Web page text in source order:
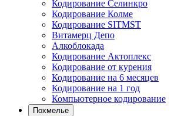
Кодирование Селинкро
Кодирование Колме
Кодирование SITMST
Витамерц Депо
Алкоблокада
Кодирование Актоплекс
Кодирование от курения
Кодирование на 6 месяцев
Кодирование на 1 год
Компьютерное кодирование
Похмелье